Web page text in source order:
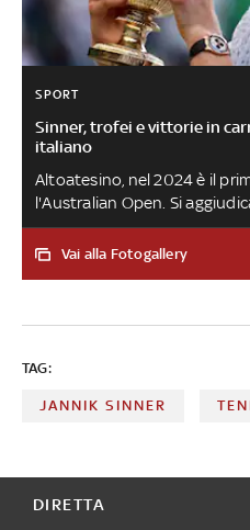
SPORT
Sinner, trofei e vittorie in
italiano
Altoatesino, nel 2024 è il
l'Australian Open. Si
Finals. Nel 2025 si
della sospensione per il caso
di Federica Villa
Vai alla Fotogallery
TAG:
JANNIK SINNER
DIRETTA